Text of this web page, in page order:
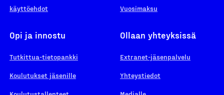
käyttöehdot
Vuosimaksu
Opi ja innostu
Tutkittua-tietopankki
Koulutukset jäsenille
Ollaan yhteyksissä
Extranet-jäsenpalvelu
Yhteystiedot